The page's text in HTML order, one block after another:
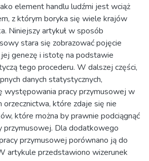
element handlu ludźmi jest wciąż
z którym boryka się wiele krajów
Niniejszy artykuł w sposób
stara się zobrazować pojęcie
genezę i istotę na podstawie
tego procederu. W dalszej części,
danych statystycznych,
występowania pracy przymusowej w
które zdaje się nie
które można by prawnie podciągnąć
przymusowej. Dla dodatkowego
przymusowej porównano ją do
artykule przedstawiono wizerunek